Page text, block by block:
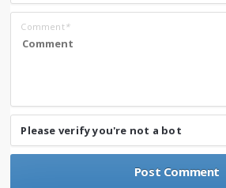
Comment*
Please verify you're not a bot